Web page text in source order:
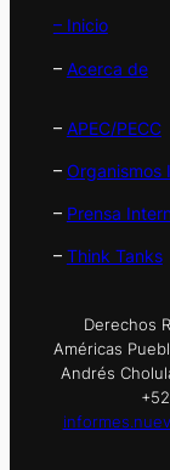
– Inicio
– Acerca de
– APEC/PECC
– Organismos
– Prensa
– Think Tanks
Derechos
Américas
Andrés